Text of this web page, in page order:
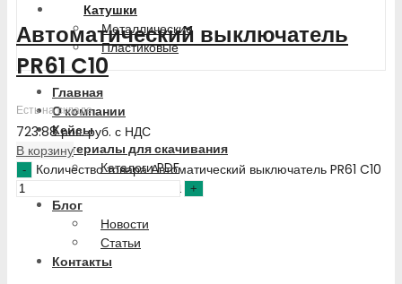
Катушки
Металлические
Пластиковые
Главная
О компании
Кейсы
Материалы для скачивания
Каталоги PDF
Блог
Новости
Статьи
Контакты
Автоматический выключатель
PR61 C10
Есть на складе
723.88рос. руб. с НДС
В корзину
Количество товара Автоматический выключатель PR61 C10